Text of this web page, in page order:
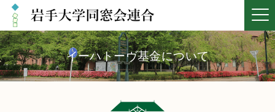
イーハトーヴ基金について